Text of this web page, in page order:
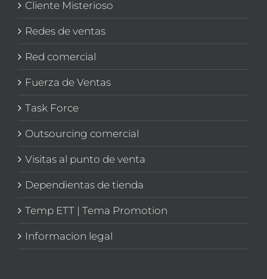
Cliente Misterioso
Redes de ventas
Red comercial
Fuerza de Ventas
Task Force
Outsourcing comercial
Visitas al punto de venta
Dependientas de tienda
Temp ETT | Tema Promotion
Informacion legal